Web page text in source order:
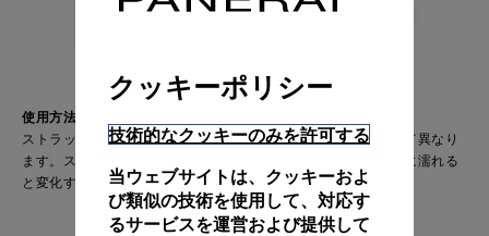
使用方法
ストラップの耐久性は、それぞれどのように着用するかによって異なり
ます。ストラップに施された特別な仕上げによって、表面は水に濡れる
と変化することがあります。
クッキーポリシー
技術的なクッキーのみを許可する
当ウェブサイトは、クッキーおよ
び類似の技術を使用して、対応す
るサービスを運営および提供して